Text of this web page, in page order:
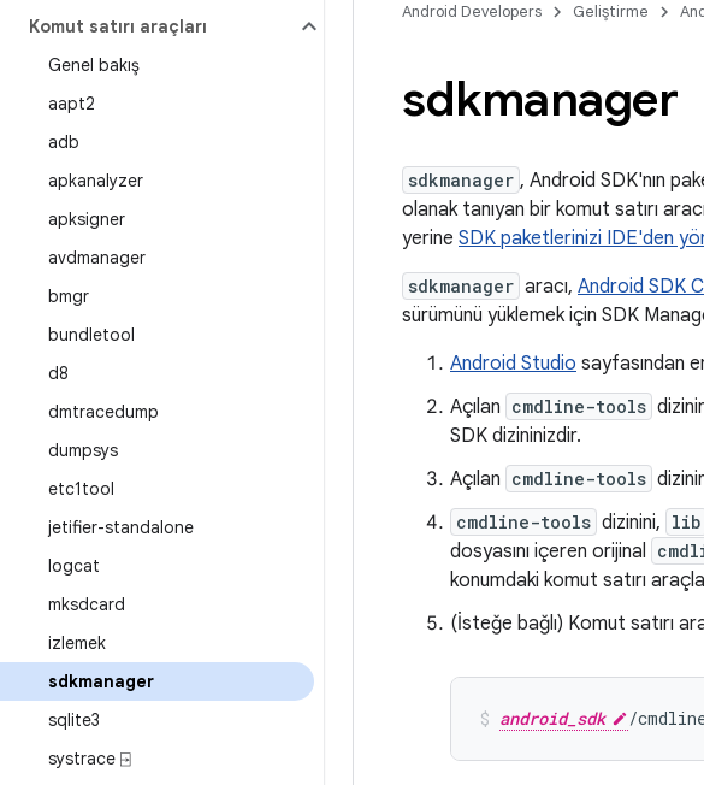
Komut satırı araçları
Genel bakış
aapt2
adb
apkanalyzer
apksigner
avdmanager
bmgr
bundletool
d8
dmtracedump
dumpsys
etc1tool
jetifier-standalone
logcat
mksdcard
izlemek
sdkmanager
sqlite3
systrace ⍈
Android Developers Geliştirme
sdkmanager
sdkmanager , Android SDK'nın
olanak tanıyan bir komut satırı
yerine SDK paketlerinizi IDE'den
sdkmanager aracı, Android SDK
sürümünü yüklemek için SDK
Android Studio sayfasından
Açılan cmdline-tools
SDK dizininizdir.
Açılan cmdline-tools
cmdline-tools dizinini, lib
dosyasını içeren orijinal
konumdaki komut satırı
(İsteğe bağlı) Komut satırı
android_sdk /